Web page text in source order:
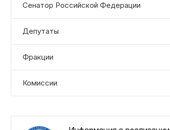
Сенатор Российской Федерации
Депутаты
Фракции
Комиссии